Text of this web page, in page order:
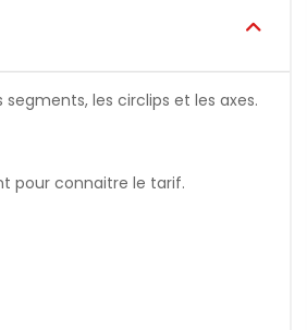
les circlips et les axes.
pour connaitre le tarif.